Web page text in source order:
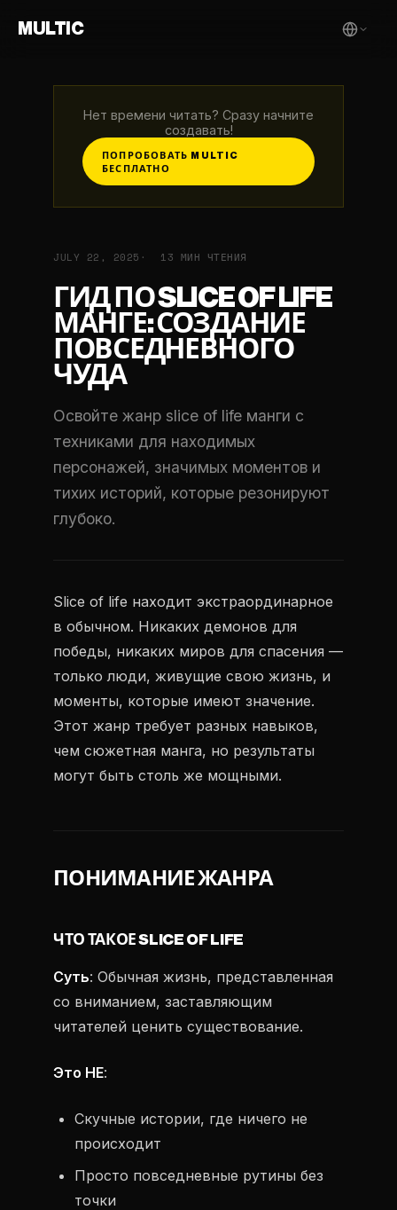
MULTIC
Нет времени читать? Сразу начните
создавать!
ПОПРОБОВАТЬ MULTIC
БЕСПЛАТНО
JULY 22, 2025 13 МИН ЧТЕНИЯ
ГИД ПО SLICE OF LIFE
МАНГЕ: СОЗДАНИЕ
ПОВСЕДНЕВНОГО
ЧУДА
Освойте жанр slice of life манги с
техниками для находимых
персонажей, значимых моментов и
тихих историй, которые резонируют
глубоко.
Slice of life находит экстраординарное
в обычном. Никаких демонов для
победы, никаких миров для спасения —
только люди, живущие свою жизнь, и
моменты, которые имеют значение.
Этот жанр требует разных навыков,
чем сюжетная манга, но результаты
могут быть столь же мощными.
ПОНИМАНИЕ ЖАНРА
ЧТО ТАКОЕ SLICE OF LIFE
Суть: Обычная жизнь, представленная
со вниманием, заставляющим
читателей ценить существование.
Это НЕ:
Скучные истории, где ничего не
происходит
Просто повседневные рутины без
точки